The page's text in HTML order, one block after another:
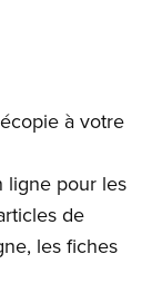
à votre
ligne pour les
de
les fiches